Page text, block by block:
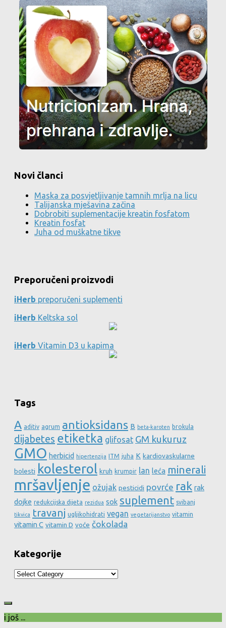
Novi članci
Maska za posvjetljivanje tamnih mrlja na licu
Talijanska mješavina začina
Dobrobiti suplementacije kreatin fosfatom
Kreatin fosfat
Juha od muškatne tikve
Preporučeni proizvodi
iHerb preporučeni suplementi
iHerb Keltska sol
iHerb Vitamin D3 u kapima
Tags
A aditiv agrum antioksidans B beta-karoten brokula
dijabetes etiketka glifosat GM kukuruz
GMO herbicid hipertenzija ITM juha K kardiovaskularne
bolesti kolesterol kruh krumpir lan leća minerali
mršavljenje ožujak pesticidi povrće rak rak
dojke redukcijska dijeta rezidua sok suplement svibanj
tikvica travanj ugljikohidrati vegan vegetarijanstvo vitamin
vitamin C vitamin D voće čokolada
Kategorije
Kategorije
i još ...